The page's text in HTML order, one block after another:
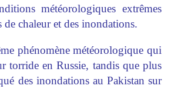
météorologiques extrêmes
de chaleur et des inondations.
phénomène météorologique qui
torride en Russie, tandis que plus
des inondations au Pakistan sur